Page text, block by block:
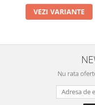
VEZI VARIANTE
Nu rata